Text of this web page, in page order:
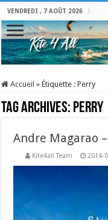
VENDREDI , 7 AOÛT 2026
Accueil » Étiquette :Perry
Tag Archives: Perry
Andre Magarao
Kite4all Team 2014-